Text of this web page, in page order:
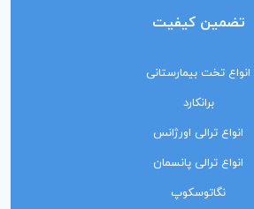
تضمین کیفیت
انواع تخت بیمارستانی
برانکارد
انواع ترالی اورژانس
انواع ترالی پانسمان
نگاتوسکوپ